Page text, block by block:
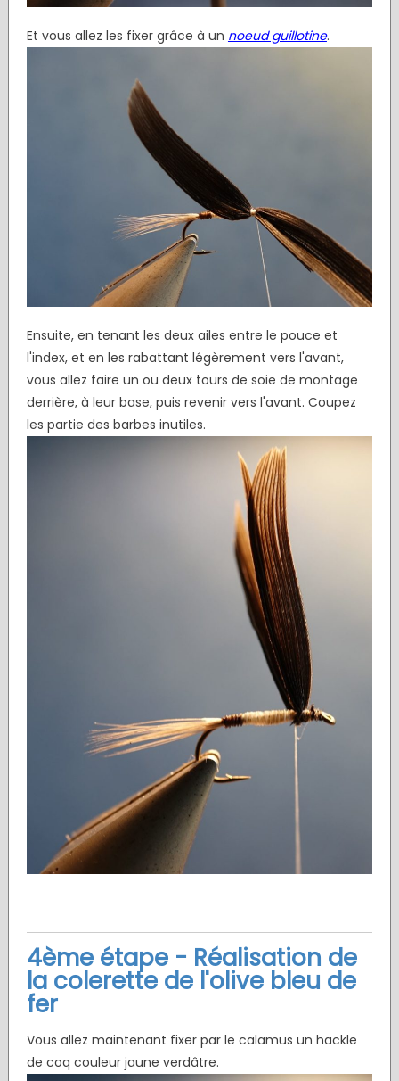
Et vous allez les fixer grâce à un noeud guillotine.
Ensuite, en tenant les deux ailes entre le pouce et
l'index, et en les rabattant légèrement vers l'avant,
vous allez faire un ou deux tours de soie de montage
derrière, à leur base, puis revenir vers l'avant. Coupez
les partie des barbes inutiles.
4ème étape - Réalisation de
la colerette de l'olive bleu de
fer
Vous allez maintenant fixer par le calamus un hackle
de coq couleur jaune verdâtre.